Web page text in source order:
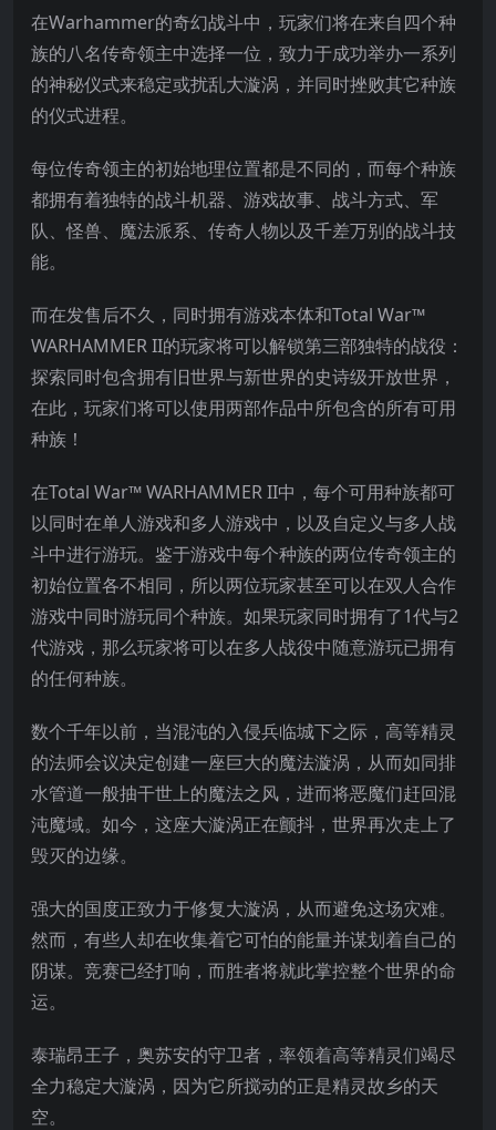
在Warhammer的奇幻战斗中，玩家们将在来自四个种
族的八名传奇领主中选择一位，致力于成功举办一系列
的神秘仪式来稳定或扰乱大漩涡，并同时挫败其它种族
的仪式进程。
每位传奇领主的初始地理位置都是不同的，而每个种族
都拥有着独特的战斗机器、游戏故事、战斗方式、军
队、怪兽、魔法派系、传奇人物以及千差万别的战斗技
能。
而在发售后不久，同时拥有游戏本体和Total War™
WARHAMMER II的玩家将可以解锁第三部独特的战役：
探索同时包含拥有旧世界与新世界的史诗级开放世界，
在此，玩家们将可以使用两部作品中所包含的所有可用
种族！
在Total War™ WARHAMMER II中，每个可用种族都可
以同时在单人游戏和多人游戏中，以及自定义与多人战
斗中进行游玩。鉴于游戏中每个种族的两位传奇领主的
初始位置各不相同，所以两位玩家甚至可以在双人合作
游戏中同时游玩同个种族。如果玩家同时拥有了1代与2
代游戏，那么玩家将可以在多人战役中随意游玩已拥有
的任何种族。
数个千年以前，当混沌的入侵兵临城下之际，高等精灵
的法师会议决定创建一座巨大的魔法漩涡，从而如同排
水管道一般抽干世上的魔法之风，进而将恶魔们赶回混
沌魔域。如今，这座大漩涡正在颤抖，世界再次走上了
毁灭的边缘。
强大的国度正致力于修复大漩涡，从而避免这场灾难。
然而，有些人却在收集着它可怕的能量并谋划着自己的
阴谋。竞赛已经打响，而胜者将就此掌控整个世界的命
运。
泰瑞昂王子，奥苏安的守卫者，率领着高等精灵们竭尽
全力稳定大漩涡，因为它所搅动的正是精灵故乡的天
空。